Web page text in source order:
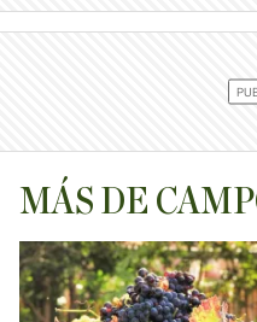
MÁS DE